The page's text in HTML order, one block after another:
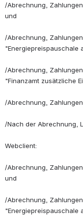
/Abrechnung,
und
/Abrechnung,
"Energiepreispauschale
/Abrechnung,
"Finanzamt zusätzliche
/Abrechnung,
/Nach der Abrechnung,
Webclient:
/Abrechnung,
und
/Abrechnung,
"Energiepreispauschale